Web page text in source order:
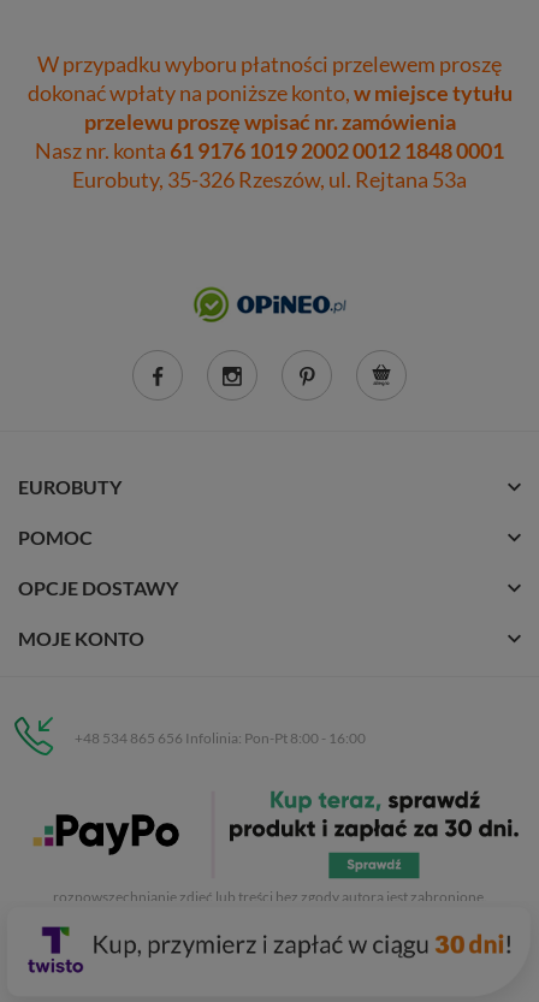
W przypadku wyboru płatności przelewem proszę
dokonać wpłaty na poniższe konto,w miejsce tytułu
przelewu proszę wpisać nr. zamówienia
Nasz nr. konta61 9176 1019 2002 0012 1848 0001
Eurobuty, 35-326 Rzeszów, ul. Rejtana 53a
EUROBUTY
POMOC
OPCJE DOSTAWY
MOJE KONTO
+48 534 865 656 Infolinia: Pon-Pt 8:00 - 16:00
C.H. Respan, Rejtana 53a/250
35-326 Rzeszów
. Kopiowanie, przetwarzanie,
rozpowszechnianie zdjęć lub treści bez zgody autora jest zabronione.